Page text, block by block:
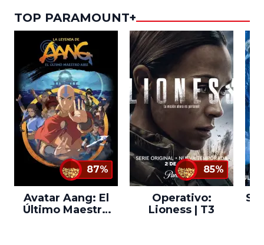
TOP PARAMOUNT+
87%
Avatar Aang: El
Último Maestro
85%
Operativo:
Lioness | T3